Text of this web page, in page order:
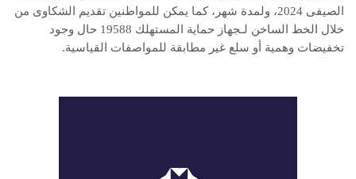
الصيفى 2024، ولمدة شهر، كما يمكن للمواطنين تقديم الشكاوى من
خلال الخط الساخن لـجهاز حماية المستهلك 19588 حال وجود
تخفيضات وهمية أو سلع غير مطابقة للمواصفات القياسية.